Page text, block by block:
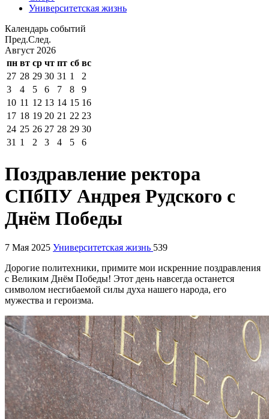
Университетская жизнь
Календарь событий
Пред.След.
Август 2026
пн вт ср чт пт сб вс
27 28 29 30 31 1
2
3
4 5 6 7 8
9
10 11 12 13 14 15 16
17 18 19 20 21 22 23
24 25 26 27 28 29 30
31 1 2 3 4 5 6
Поздравление ректора
СПбПУ Андрея Рудского с
Днём Победы
7 Мая 2025 Университетская жизнь 539
Дорогие политехники, примите мои искренние поздравления
с Великим Днём Победы! Этот день навсегда останется
символом несгибаемой силы духа нашего народа, его
мужества и героизма.